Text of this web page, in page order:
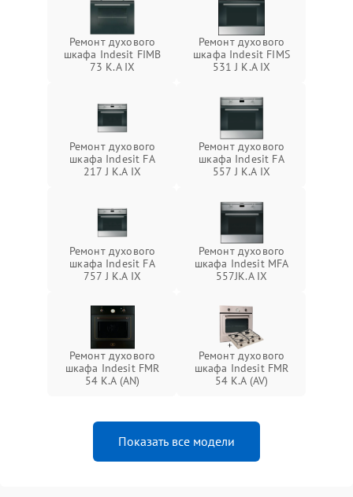
Ремонт духового
шкафа Indesit FIMB
73 K.A IX
Ремонт духового
шкафа Indesit FIMS
531 J K.A IX
Ремонт духового
шкафа Indesit FA
217 J K.A IX
Ремонт духового
шкафа Indesit FA
557 J K.A IX
Ремонт духового
шкафа Indesit FA
757 J K.A IX
Ремонт духового
шкафа Indesit MFA
557JK.A IX
Ремонт духового
шкафа Indesit FMR
54 K.A (AN)
Ремонт духового
шкафа Indesit FMR
54 K.A (AV)
Показать все модели